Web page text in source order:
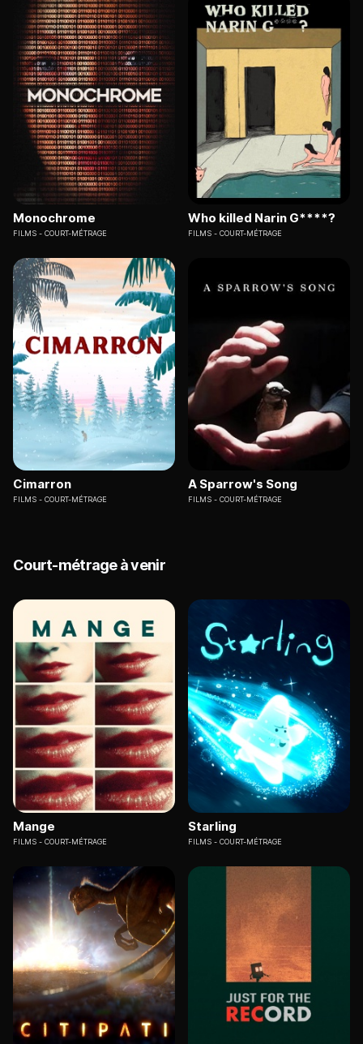
Monochrome
FILMS COURT-MÉTRAGE
Who killed Narin G****?
FILMS COURT-MÉTRAGE
Cimarron
FILMS COURT-MÉTRAGE
A Sparrow's Song
FILMS COURT-MÉTRAGE
Court-métrage à venir
Mange
FILMS COURT-MÉTRAGE
Starling
FILMS COURT-MÉTRAGE